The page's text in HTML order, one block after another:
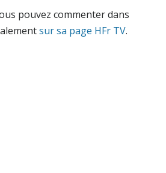
pouvez commenter dans
sur sa page HFr TV.